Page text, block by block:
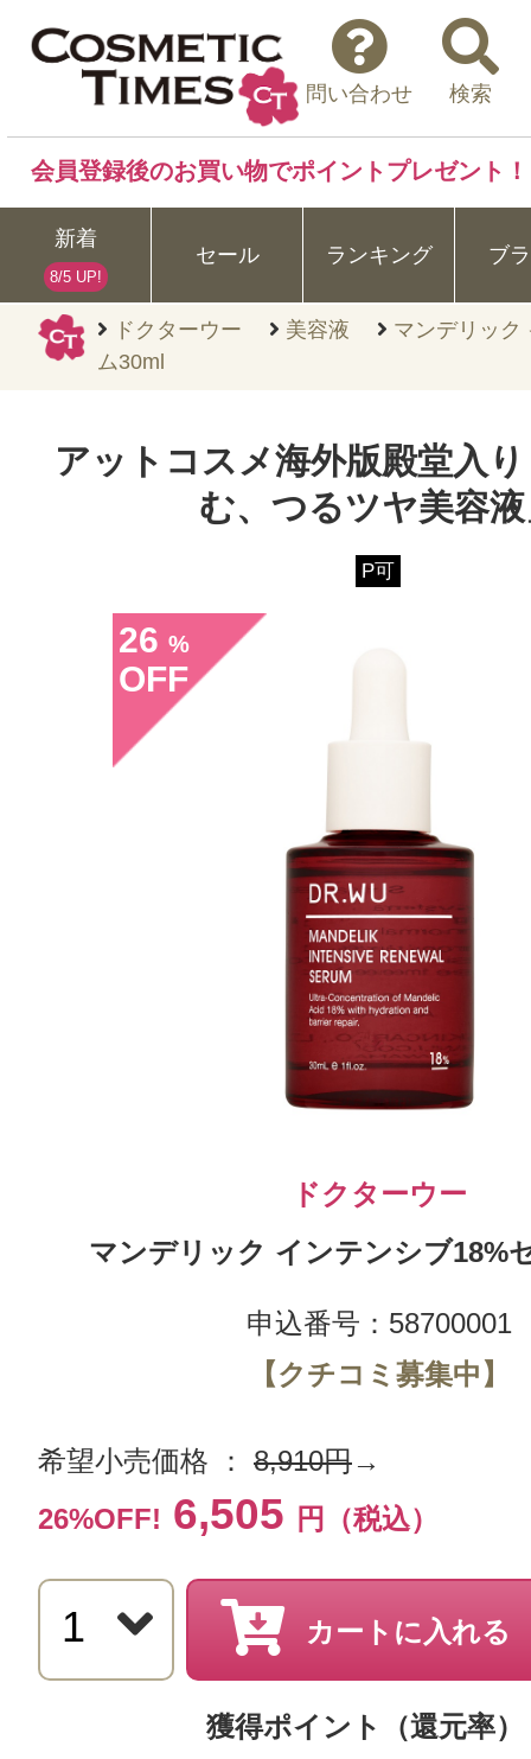
ドクターウー 美容液
マンデリック
ム30ml
問い合わせ 検索
会員登録後のお買い物でポイントプレゼント！
新着
8/5 UP!
セール ランキング ブ
アットコスメ海外版殿堂入
む、つるツヤ美容
P可
26 %
OFF
ドクターウー
マンデリック インテンシブ18%
申込番号：58700001
【クチコミ募集中】
希望小売価格 ： 8,910円→
26%OFF! 6,505 円（税込）
カートに入れる
獲得ポイント（還元率）